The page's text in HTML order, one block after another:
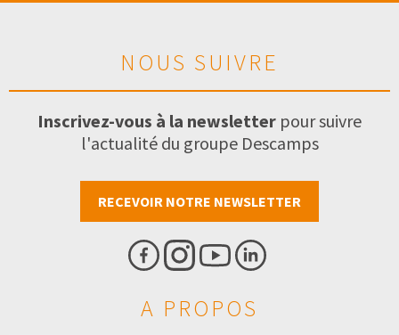
NOUS SUIVRE
Inscrivez-vous à la newsletter pour suivre
l'actualité du groupe Descamps
RECEVOIR NOTRE NEWSLETTER
A PROPOS